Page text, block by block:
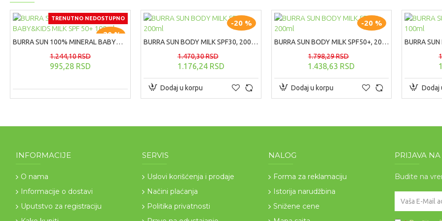
TRENUTNO NEDOSTUPNO
-20 %
BURRA SUN 100% MINERAL BABY&KIDS MILK SPF 50+ 100ml
995,28 RSD
1.244,10 RSD
-20 %
BURRA SUN BODY MILK SPF30, 200ml
1.176,24 RSD
1.470,30 RSD
Dodaj u korpu
-20 %
BURRA SUN BODY MILK SPF50+, 200ml
1.438,63 RSD
1.798,29 RSD
Dodaj u korpu Dodaj
INFORMACIJE
O nama
Informacije o dostavi
Uputstvo za registraciju
SERVIS
Uslovi korišćenja i prodaje
Načini plaćanja
Politika privatnosti
NALOG
Forma za reklamaciju
Istorija narudžbina
Snižene cene
PRIJAVA
Budite na